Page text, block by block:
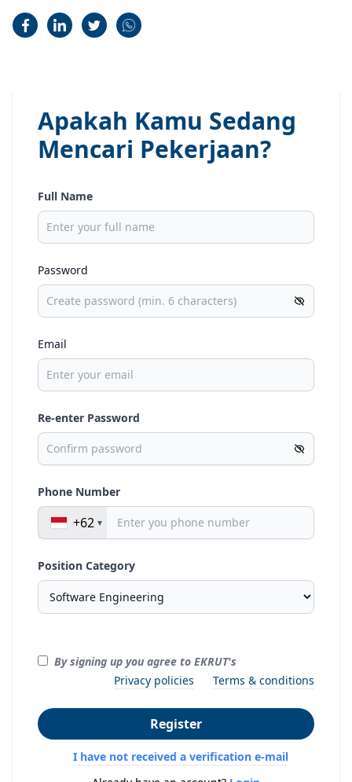
Apakah Kamu Sedang
Mencari Pekerjaan?
Full Name
Password
Email
Re-enter Password
Phone Number
+62
Position Category
By signing up you agree to EKRUT's
Privacy policies
Terms & conditions
Register
I have not received a verification e-mail